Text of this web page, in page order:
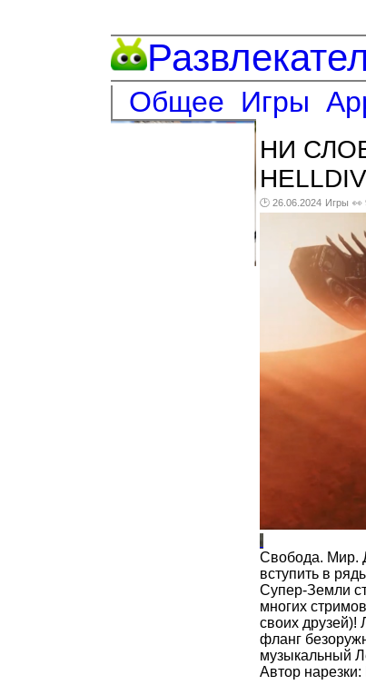
Общее Игры
НИ
🕑 26.06.2024 Игры 👀
Свобода. Мир.
вступить в
Супер-Земли
многих
своих друзей)!
фланг
музыкальный
Автор